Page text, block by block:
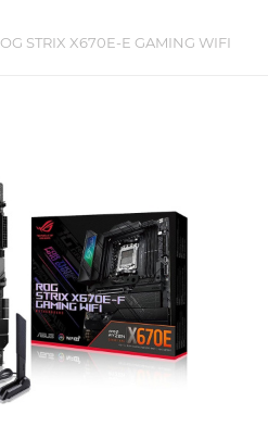
STRIX X670E-E GAMING WIFI